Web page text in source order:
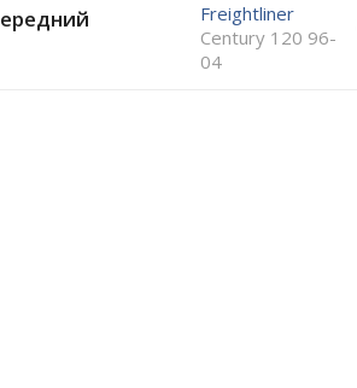
Freightliner
Century 120 96-
04